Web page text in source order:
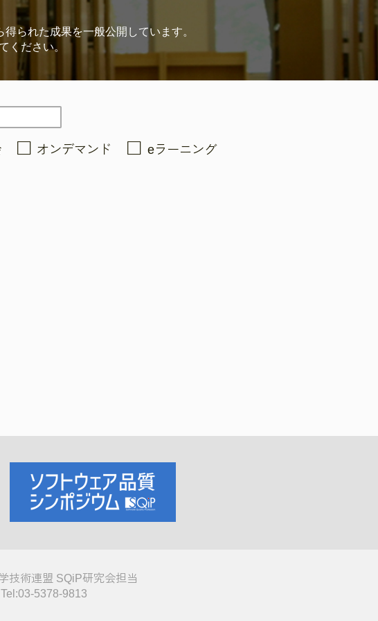
得られた成果を一般公開しています。
ください。
オンデマンド eラーニング
技術連盟 SQiP研究会担当
5378-9813